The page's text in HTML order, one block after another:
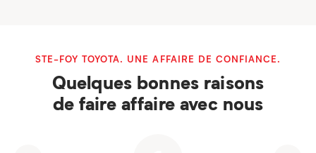
STE-FOY TOYOTA. UNE AFFAIRE DE CONFIANCE.
Quelques bonnes raisons
de faire affaire avec nous